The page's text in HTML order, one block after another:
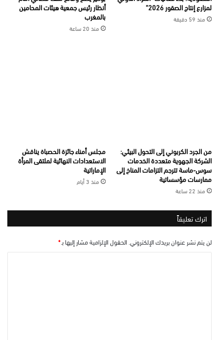
لمزارع إنتاج الصقور 2026”
منذ 59 دقيقة
أنظار رئيس جمعية هيئات المحامين
بالمغرب
منذ 20 ساعة
من الجرد الكربوني إلى التحول البيئي:
الشركة الجهوية متعددة الخدمات
سوس-ماسة تترجم التزامات المناخ إلى
ممارسات مؤسساتية
منذ 22 ساعة
مجلس أمناء جائزة الحصباة يناقش
الاستعدادات النهائية لملتقى المرأة
الإماراتية
منذ 3 أيام
اترك تعليقاً
لن يتم نشر عنوان بريدك الإلكتروني. الحقول الإلزامية مشار إليها بـ*